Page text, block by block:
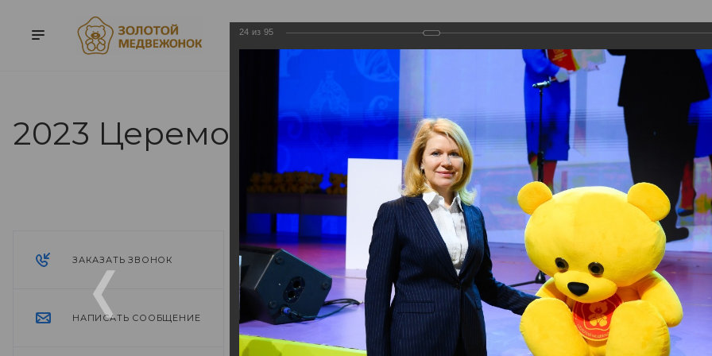
О ПРЕМИИ НОМИНАЦИИ ЭКСПЕРТЫ
2023 Церемония награждения
ЗАКАЗАТЬ ЗВОНОК
НАПИСАТЬ СООБЩЕНИЕ
2023 Церемония награждения
13.05.2024
24 из 95